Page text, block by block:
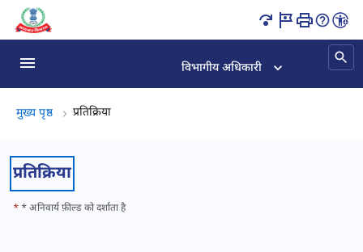
प्रतिक्रिया पृष्ठ लोड हो गया
विभागीय अधिकारी
मुख्य पृष्ठ प्रतिक्रियाप्रतिक्रिया, (2 का 2)
प्रतिक्रिया
* * अनिवार्य फ़ील्ड को दर्शाता है